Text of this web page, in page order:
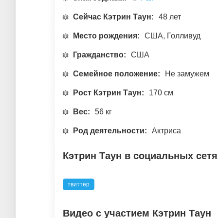
Сейчас Кэтрин Таун: 48 лет
Место рождения: США, Голливуд
Гражданство: США
Семейное положение: Не замужем
Рост Кэтрин Таун: 170 см
Вес: 56 кг
Род деятельности: Актриса
Кэтрин Таун в социальных
твиттер
Видео с участием Кэтрин Таун